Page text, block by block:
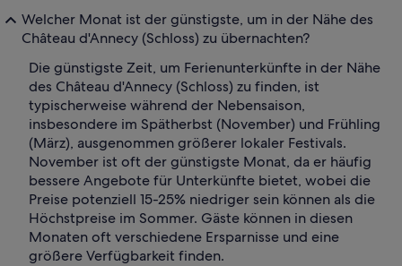
Welcher Monat ist der günstigste, um in der Nähe des
Château d'Annecy (Schloss) zu übernachten?
Die günstigste Zeit, um Ferienunterkünfte in der Nähe
des Château d'Annecy (Schloss) zu finden, ist
typischerweise während der Nebensaison,
insbesondere im Spätherbst (November) und Frühling
(März), ausgenommen größerer lokaler Festivals.
November ist oft der günstigste Monat, da er häufig
bessere Angebote für Unterkünfte bietet, wobei die
Preise potenziell 15-25% niedriger sein können als die
Höchstpreise im Sommer. Gäste können in diesen
Monaten oft verschiedene Ersparnisse und eine
größere Verfügbarkeit finden.